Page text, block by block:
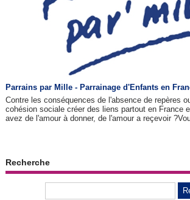
Parrains par Mille - Parrainage d'Enfants en
Contre les conséquences de l'absence de repères
cohésion sociale créer des liens partout en France
avez de l'amour à donner, de l'amour a reçevoir
Recherche